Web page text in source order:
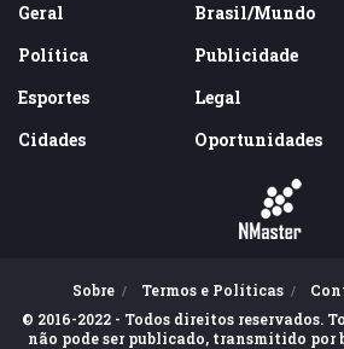
Geral
Política
Esportes
Cidades
Brasil/Mundo
Publicidade
Legal
Oportunidades
© 2016-2022 - Todos direitos reservados.
não pode ser publicado, transmitido por
Sobre Termos e Políticas